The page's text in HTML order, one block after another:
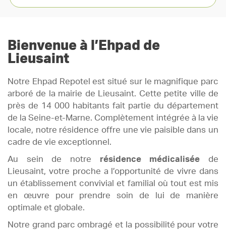
Bienvenue à l’Ehpad de
Lieusaint
Notre Ehpad Repotel est situé sur le magnifique parc
arboré de la mairie de Lieusaint. Cette petite ville de
près de 14 000 habitants fait partie du département
de la Seine-et-Marne. Complètement intégrée à la vie
locale, notre résidence offre une vie paisible dans un
cadre de vie exceptionnel.
Au sein de notre résidence médicalisée de
Lieusaint, votre proche a l’opportunité de vivre dans
un établissement convivial et familial où tout est mis
en œuvre pour prendre soin de lui de manière
optimale et globale.
Notre grand parc ombragé et la possibilité pour votre